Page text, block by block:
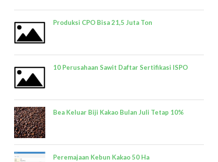
Produksi CPO Bisa 21,5 Juta Ton
10 Perusahaan Sawit Daftar Sertifikasi ISPO
Bea Keluar Biji Kakao Bulan Juli Tetap 10%
Peremajaan Kebun Kakao 50 Ha